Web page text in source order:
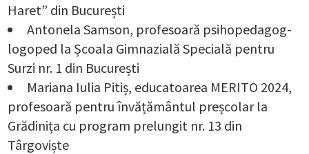
Haret” din București
Antonela Samson, profesoară psihopedagog-
logoped la Școala Gimnazială Specială pentru
Surzi nr. 1 din București
Mariana Iulia Pitiș, educatoarea MERITO 2024,
profesoară pentru învățământul preșcolar la
Grădinița cu program prelungit nr. 13 din
Târgoviște